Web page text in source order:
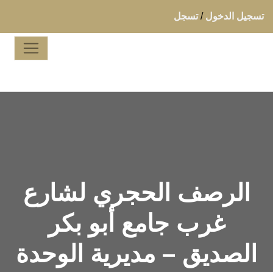
تسجيل الدخول / تسجل
الرصف الحجري لشارع
غرب جامع أبو بكر
الصديق – مديرية الوحدة